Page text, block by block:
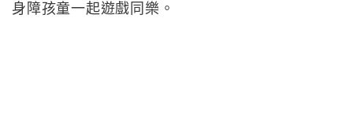
身障孩童一起遊戲同樂。